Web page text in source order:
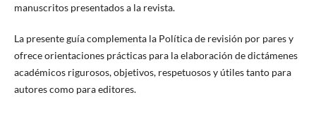
manuscritos presentados a la revista.
La presente guía complementa la Política de revisión por pares y
ofrece orientaciones prácticas para la elaboración de dictámenes
académicos rigurosos, objetivos, respetuosos y útiles tanto para
autores como para editores.